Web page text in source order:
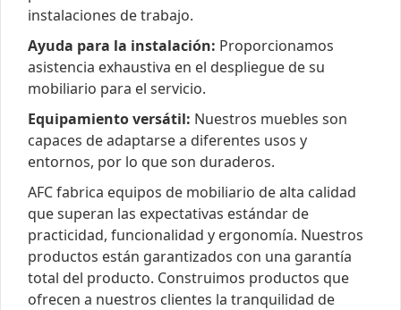
instalaciones de trabajo.
Ayuda para la instalación: Proporcionamos
asistencia exhaustiva en el despliegue de su
mobiliario para el servicio.
Equipamiento versátil: Nuestros muebles son
capaces de adaptarse a diferentes usos y
entornos, por lo que son duraderos.
AFC fabrica equipos de mobiliario de alta calidad
que superan las expectativas estándar de
practicidad, funcionalidad y ergonomía. Nuestros
productos están garantizados con una garantía
total del producto. Construimos productos que
ofrecen a nuestros clientes la tranquilidad de